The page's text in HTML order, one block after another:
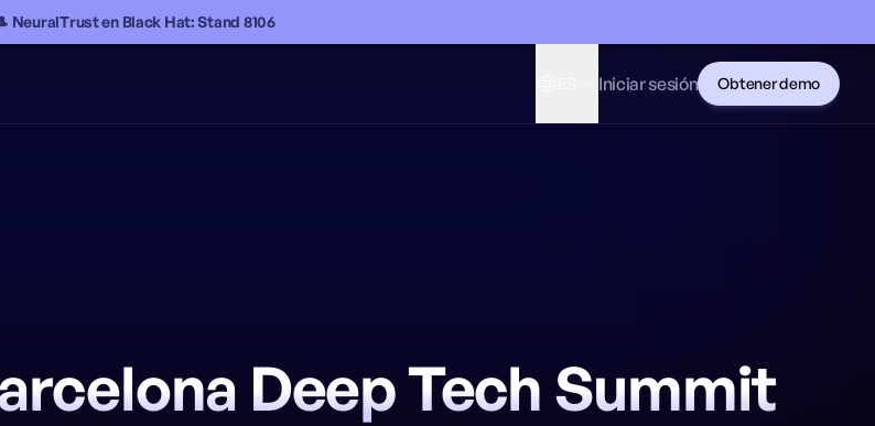
NeuralTrust en Black Hat: Stand 8106
Iniciar sesión Obtener demo
Deep Tech Summit